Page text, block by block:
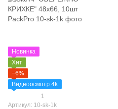
Новинка
Хит
−6%
Видеоосмотр 4k
1
Артикул: 10-sk-1k